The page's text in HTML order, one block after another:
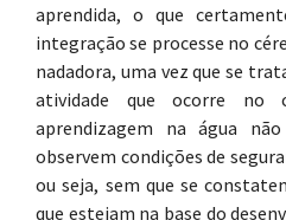
aprendida, o que
integração se processe no
nadadora, uma vez que se
atividade que ocorre
aprendizagem na água
observem condições de
ou seja, sem que se
que estejam na base do